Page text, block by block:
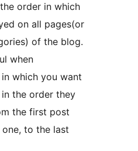
order in which
on all pages(or
of the blog.
when
which you want
the order they
the first post
to the last